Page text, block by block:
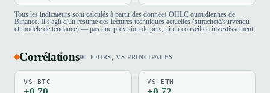
Tous les indicateurs sont calculés à partir des données OHLC quotidiennes de
Binance. Il s'agit d'un résumé des lectures techniques actuelles (suracheté/survendu
et modèle de tendance) — pas une prévision de prix, ni un conseil en investissement.
Corrélations90 JOURS, VS PRINCIPALES
VS BTC VS ETH